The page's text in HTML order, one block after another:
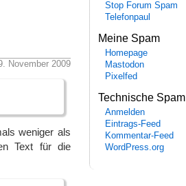
November 2009
weniger als
Text für die
Stop Forum Spam
Telefonpaul
Meine Spam
Homepage
Mastodon
Pixelfed
Technische Spam
Anmelden
Eintrags-Feed
Kommentar-Feed
WordPress.org